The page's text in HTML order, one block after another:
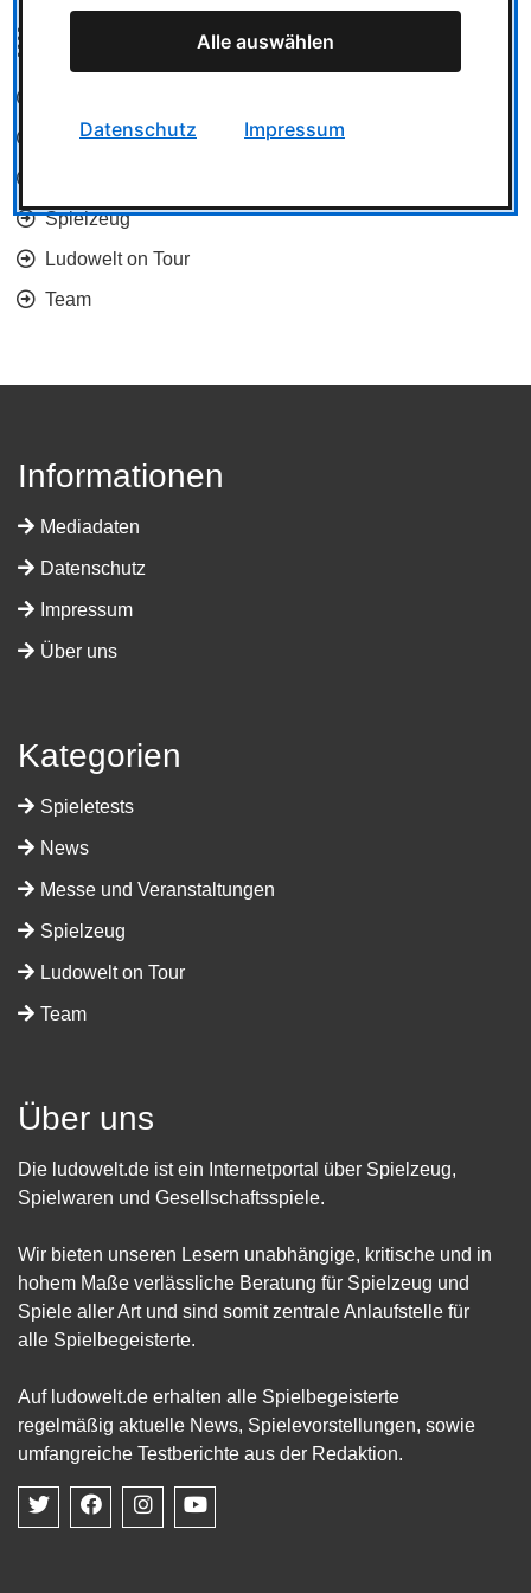
Kategorien
News
Spielzeug
Ludowelt on Tour
Team
Informationen
Mediadaten
Datenschutz
Impressum
Über uns
Kategorien
Spieletests
News
Messe und Veranstaltungen
Spielzeug
Ludowelt on Tour
Team
Über uns
Die ludowelt.de ist ein Internetportal über Spielzeug,
Spielwaren und Gesellschaftsspiele.
Wir bieten unseren Lesern unabhängige, kritische und in
hohem Maße verlässliche Beratung für Spielzeug und
Spiele aller Art und sind somit zentrale Anlaufstelle für
alle Spielbegeisterte.
Auf ludowelt.de erhalten alle Spielbegeisterte
regelmäßig aktuelle News, Spielevorstellungen, sowie
umfangreiche Testberichte aus der Redaktion.
Alle auswählen
Datenschutz Impressum